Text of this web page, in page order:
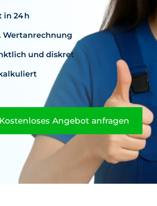
in 24 h
Wertanrechnung
und diskret
Kostenloses Angebot anfragen